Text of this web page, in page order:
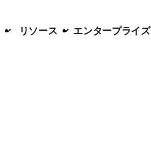
リソース エンタープライズ